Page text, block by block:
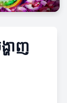
ហាញ